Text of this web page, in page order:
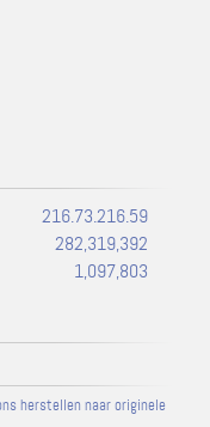
216.73.216.59
282,319,392
1,097,803
herstellen naar originele